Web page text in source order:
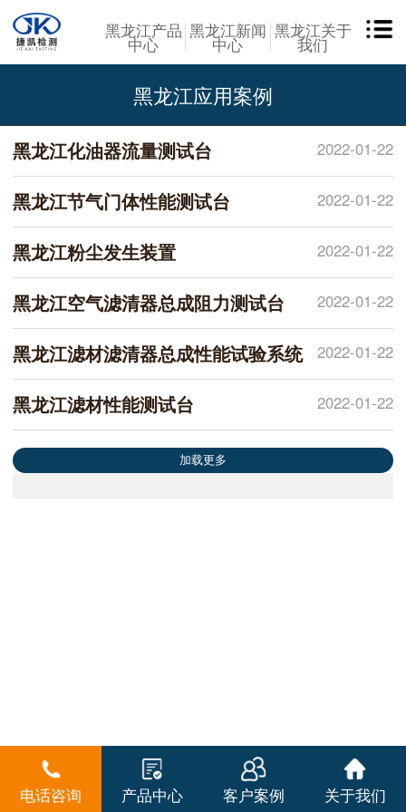
黑龙江产品
中心
黑龙江新闻
中心
黑龙江关于
我们
黑龙江应用案例
2022-01-22
黑龙江化油器流量测试台
2022-01-22
黑龙江节气门体性能测试台
2022-01-22
黑龙江粉尘发生装置
2022-01-22
黑龙江空气滤清器总成阻力测试台
2022-01-22
黑龙江滤材滤清器总成性能试验系统
2022-01-22
黑龙江滤材性能测试台
加载更多
电话咨询 产品中心 客户案例 关于我们